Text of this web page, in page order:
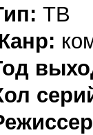
ТВ